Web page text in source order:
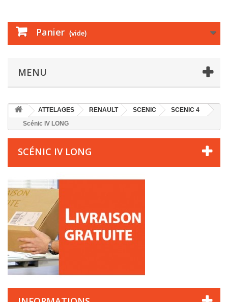
Panier (vide)
MENU
ATTELAGES RENAULT SCENIC
SCENIC 4
Scénic IV LONG
SCÉNIC IV LONG